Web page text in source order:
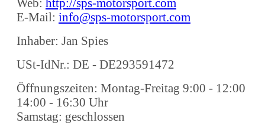
Web: http://sps-motorsport.com
E-Mail: info@sps-motorsport.com
Inhaber: Jan Spies
USt-IdNr.: DE - DE293591472
Öffnungszeiten: Montag-Freitag 9:00 - 12:00
14:00 - 16:30 Uhr
Samstag: geschlossen